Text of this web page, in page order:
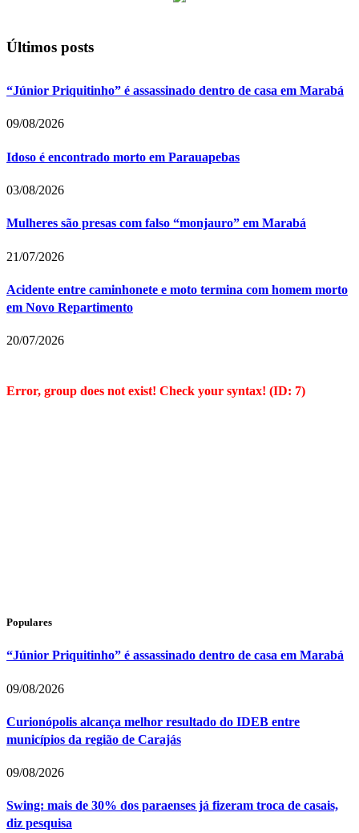
Últimos posts
“Júnior Priquitinho” é assassinado dentro de casa em Marabá
09/08/2026
Idoso é encontrado morto em Parauapebas
03/08/2026
Mulheres são presas com falso “monjauro” em Marabá
21/07/2026
Acidente entre caminhonete e moto termina com homem morto
em Novo Repartimento
20/07/2026
Error, group does not exist! Check your syntax! (ID: 7)
Populares
“Júnior Priquitinho” é assassinado dentro de casa em Marabá
09/08/2026
Curionópolis alcança melhor resultado do IDEB entre
municípios da região de Carajás
09/08/2026
Swing: mais de 30% dos paraenses já fizeram troca de casais,
diz pesquisa